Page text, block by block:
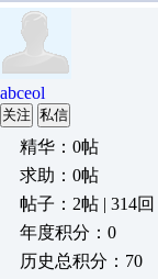
abceol
关注 私信
精华：0帖
求助：0帖
帖子：2帖 | 314回
年度积分：0
历史总积分：70